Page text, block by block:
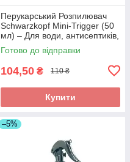
Перукарський Розпилювач
Schwarzkopf Mini-Trigger (50
мл) – Для води, антисептиків,
дрібний туман, червоний. Арт
6896
Готово до відправки
104,50 ₴ 110 ₴
Купити
–5%